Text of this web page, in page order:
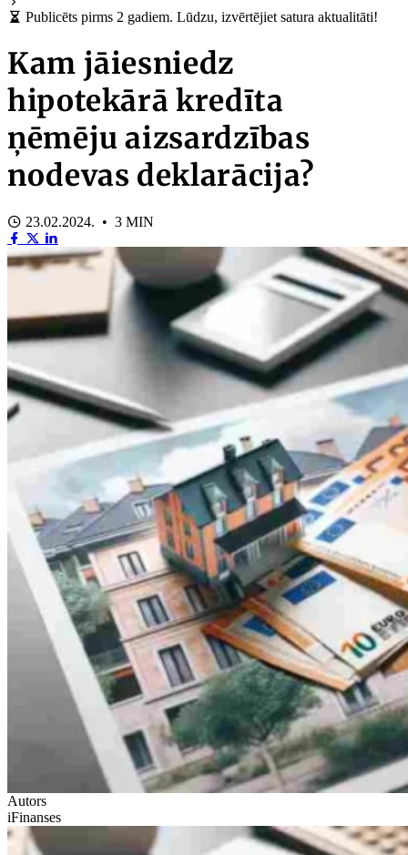
Publicēts pirms 2 gadiem. Lūdzu, izvērtējiet satura aktualitāti!
Kam jāiesniedz
hipotekārā kredīta
ņēmēju aizsardzības
nodevas deklarācija?
23.02.2024. • 3 MIN
Autors
iFinanses